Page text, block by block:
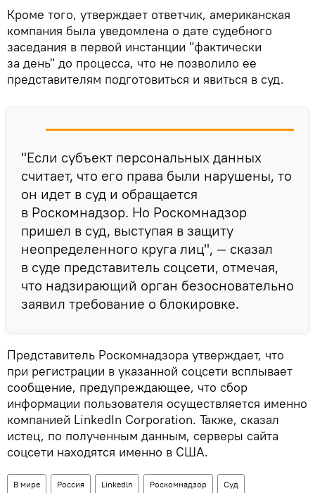
Кроме того, утверждает ответчик, американская
компания была уведомлена о дате судебного
заседания в первой инстанции "фактически
за день" до процесса, что не позволило ее
представителям подготовиться и явиться в суд.
"Если субъект персональных данных
считает, что его права были нарушены, то
он идет в суд и обращается
в Роскомнадзор. Но Роскомнадзор
пришел в суд, выступая в защиту
неопределенного круга лиц", — сказал
в суде представитель соцсети, отмечая,
что надзирающий орган безосновательно
заявил требование о блокировке.
Представитель Роскомнадзора утверждает, что
при регистрации в указанной соцсети всплывает
сообщение, предупреждающее, что сбор
информации пользователя осуществляется именно
компанией LinkedIn Corporation. Также, сказал
истец, по полученным данным, серверы сайта
соцсети находятся именно в США.
В мире Россия Linkedln Роскомнадзор Суд